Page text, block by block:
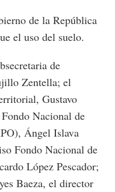
de la República
el uso del suelo.
de
Zentella; el
Gustavo
Nacional de
Ángel Islava
Fondo Nacional de
López Pescador;
Baeza, el director